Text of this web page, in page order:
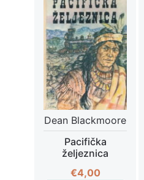
Dean Blackmoore
Pacifička
željeznica
€4,00